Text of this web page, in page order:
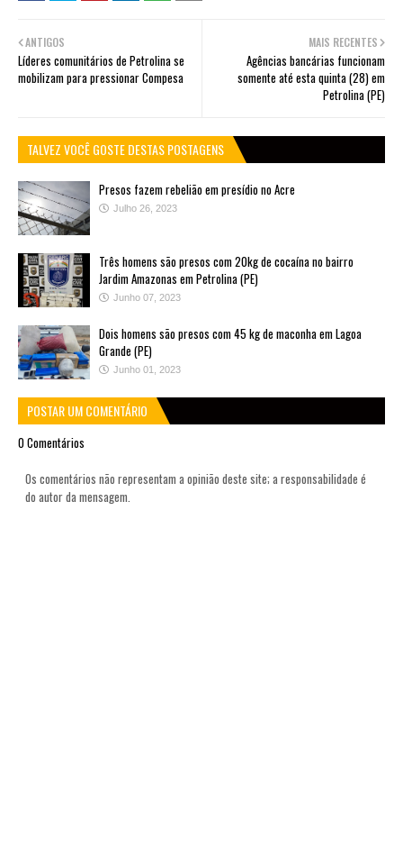
MAIS RECENTES
Agências bancárias funcionam
somente até esta quinta (28) em
Petrolina (PE)
ANTIGOS
Líderes comunitários de Petrolina se
mobilizam para pressionar Compesa
TALVEZ VOCÊ GOSTE DESTAS POSTAGENS
Presos fazem rebelião em presídio no Acre
Julho 26, 2023
Três homens são presos com 20kg de cocaína no bairro
Jardim Amazonas em Petrolina (PE)
Junho 07, 2023
Dois homens são presos com 45 kg de maconha em Lagoa
Grande (PE)
Junho 01, 2023
POSTAR UM COMENTÁRIO
0 Comentários
Os comentários não representam a opinião deste site; a responsabilidade é
do autor da mensagem.